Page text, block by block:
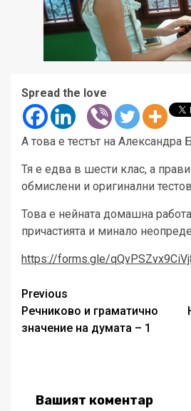
Spread the love
А това е тестът на Александра
Тя е едва в шести клас, а
обмислени и оригинални
Това е нейната домашна
причастията и минало
https://forms.gle/
Post
navigation
Previous
Речниково и граматично
значение на думата – 1
Вашият коментар